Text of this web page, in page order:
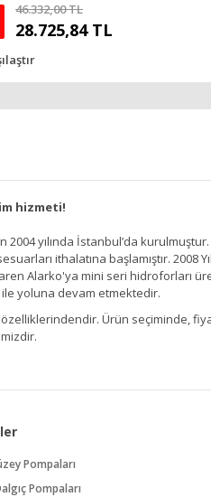
46.332,00 TL
28.725,84 TL
hizmeti!
yılında İstanbul’da
ithalatına başlamıştır. 2008
Alarko'ya mini seri hidroforları
ile yoluna devam etmektedir.
Ürün seçiminde,
Pompaları
Pompaları